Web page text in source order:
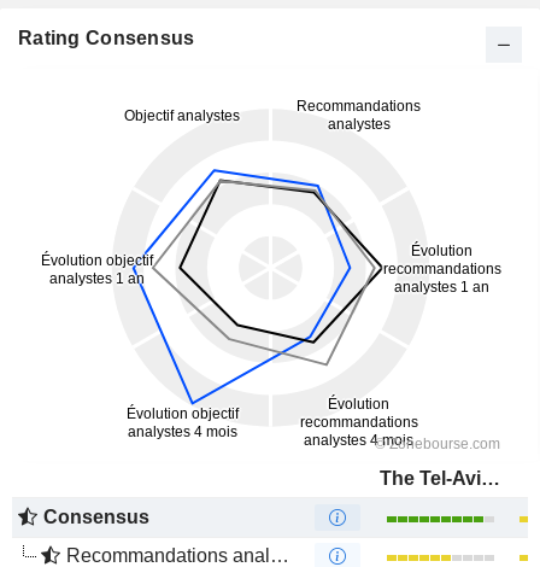
Rating Consensus
The Tel-Aviv Stock Exchange Ltd.
Consensus
Recommandations analystes